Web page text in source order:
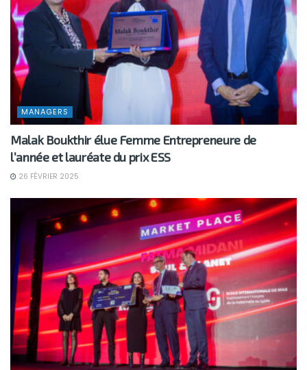
MANAGERS
Malak Boukthir élue Femme Entrepreneure de
l’année et lauréate du prix ESS
26 FÉVRIER 2025